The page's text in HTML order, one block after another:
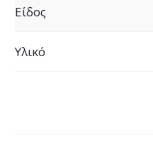
Είδος
Υλικό